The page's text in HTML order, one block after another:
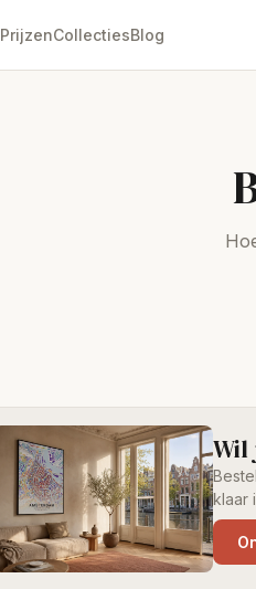
PrijzenCollectiesBlog
Wil
klaar